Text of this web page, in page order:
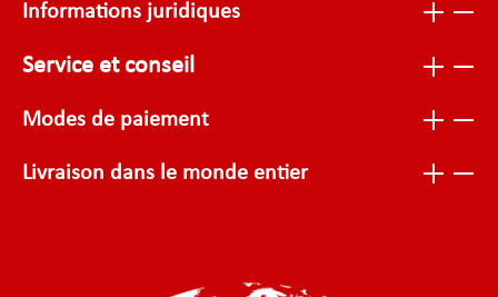
Informations juridiques
Service et conseil
Modes de paiement
Livraison dans le monde entier